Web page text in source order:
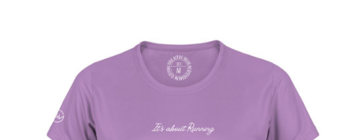
CONTACTE
CA